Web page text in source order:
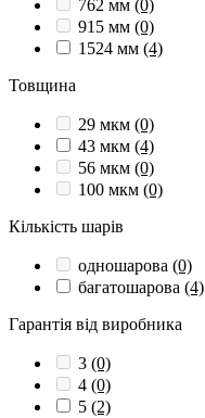
762 мм (0)
915 мм (0)
1524 мм (4)
Товщина
29 мкм (0)
43 мкм (4)
56 мкм (0)
100 мкм (0)
Кількість шарів
одношарова (0)
багатошарова (4)
Гарантія від виробника
3 (0)
4 (0)
5 (2)